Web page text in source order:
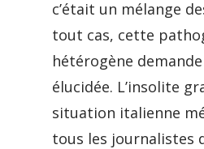
c’était un mélange
tout cas, cette
hétérogène
élucidée. L’insolite
situation italienne
tous les journalistes